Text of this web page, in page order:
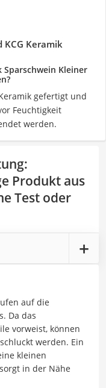
Keramik
Sparschwein Kleiner
gefertigt und
Feuchtigkeit
werden.
:
Produkt aus
Test oder
auf die
Da das
vorweist, können
werden. Ein
kleinen
in der Nähe